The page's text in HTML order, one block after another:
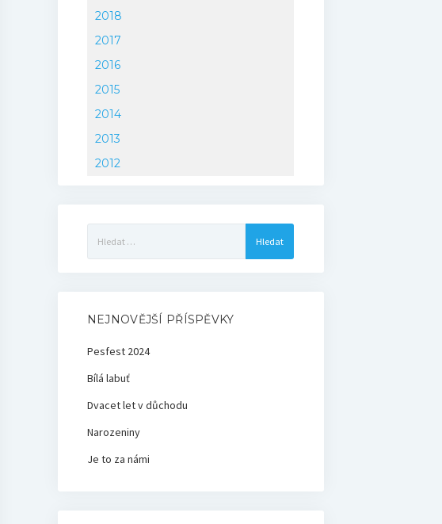
2018
2017
2016
2015
2014
2013
2012
NEJNOVĚJŠÍ PŘÍSPĚVKY
Pesfest 2024
Bílá labuť
Dvacet let v důchodu
Narozeniny
Je to za námi